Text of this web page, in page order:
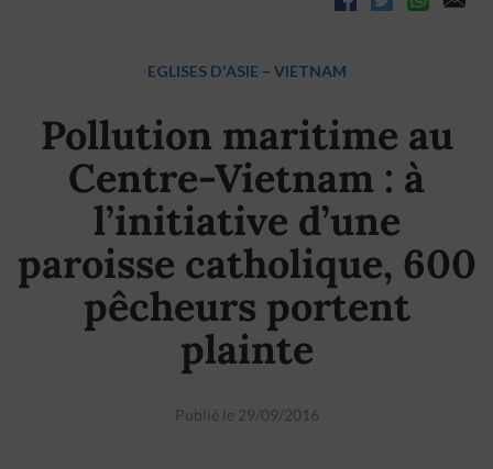
EGLISES D'ASIE – VIETNAM
Pollution maritime au
Centre-Vietnam : à
l’initiative d’une
paroisse catholique, 600
pêcheurs portent
plainte
Publié le 29/09/2016